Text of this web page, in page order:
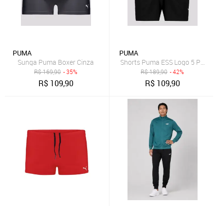
PUMA
Sunga Puma Boxer Cinza
R$169,90 - 35%
R$ 109,90
PUMA
Shorts Puma ESS Logo 5 Preto
R$189,90 - 42%
R$ 109,90